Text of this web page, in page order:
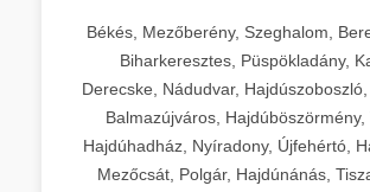
Békés, Mezőberény, Szeghalom,
Biharkeresztes, Püspökladány,
Derecske, Nádudvar, Hajdúszoboszló,
Balmazújváros, Hajdúböszörmény,
Hajdúhadház, Nyíradony, Újfehértó,
Mezőcsát, Polgár, Hajdúnánás,